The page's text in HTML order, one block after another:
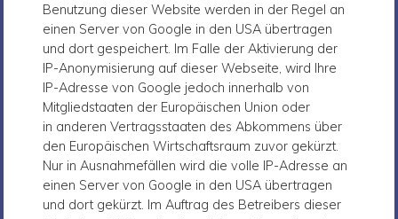
Benutzung dieser Website werden in der Regel an
einen Server von Google in den USA übertragen
und dort gespeichert. Im Falle der Aktivierung der
IP-Anonymisierung auf dieser Webseite, wird Ihre
IP-Adresse von Google jedoch innerhalb von
Mitgliedstaaten der Europäischen Union oder
in anderen Vertragsstaaten des Abkommens über
den Europäischen Wirtschaftsraum zuvor gekürzt.
Nur in Ausnahmefällen wird die volle IP-Adresse an
einen Server von Google in den USA übertragen
und dort gekürzt. Im Auftrag des Betreibers dieser